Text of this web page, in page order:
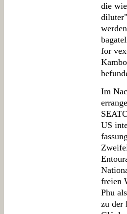
die
for
Im
US
freien
Phu
zu der